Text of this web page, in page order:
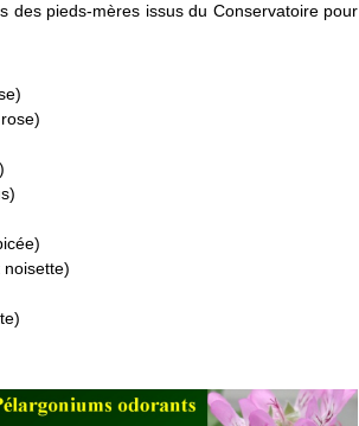
des pieds-mères issus du Conservatoire pour
noisette)